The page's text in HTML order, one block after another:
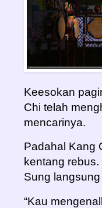
Keesokan
Chi telah
mencarinya.
Padahal Kang
kentang
Sung
“Kau